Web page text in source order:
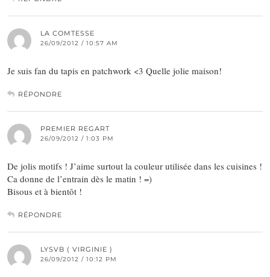
LA COMTESSE
26/09/2012 / 10:57 AM
Je suis fan du tapis en patchwork <3 Quelle jolie maison!
RÉPONDRE
PREMIER REGART
26/09/2012 / 1:03 PM
De jolis motifs ! J’aime surtout la couleur utilisée dans les cuisines !
Ca donne de l’entrain dès le matin ! =)
Bisous et à bientôt !
RÉPONDRE
LYSVB ( VIRGINIE )
26/09/2012 / 10:12 PM